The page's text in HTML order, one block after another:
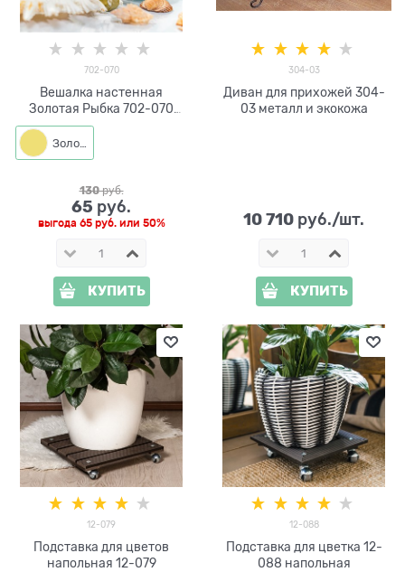
702-070
Вешалка настенная
Золотая Рыбка 702-070
металл
130 руб.
65 руб.
выгода 65 руб.или 50%
КУПИТЬ
304-03
Диван для прихожей 304-
03 металл и экокожа
10 710 руб./шт.
КУПИТЬ
12-079
Подставка для цветов
напольная 12-079
12-088
Подставка для цветка 12-
088 напольная